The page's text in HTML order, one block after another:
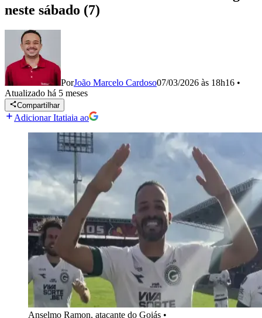
neste sábado (7)
PorJoão Marcelo Cardoso07/03/2026 às 18h16 •
Atualizado há 5 meses
Compartilhar
Adicionar Itatiaia ao
Anselmo Ramon, atacante do Goiás •